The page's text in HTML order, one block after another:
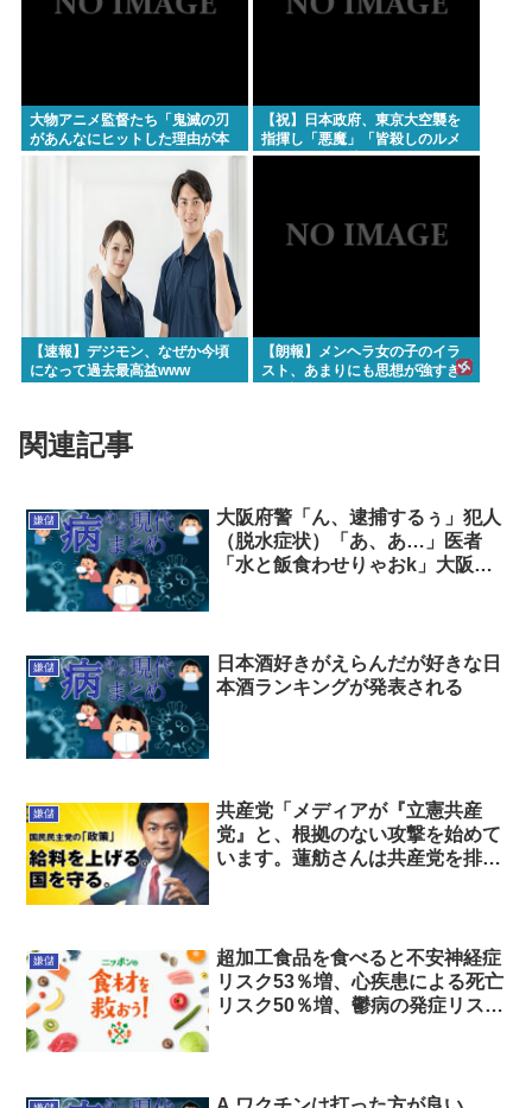
大物アニメ監督たち「鬼滅の刃
があんなにヒットした理由が本
当に分からない…」
【祝】日本政府、東京大空襲を
指揮し「悪魔」「皆殺しのルメ
イ」の渾名を持つカーチス・ル
【速報】デジモン、なぜか今頃
になって過去最高益www
【朗報】メンヘラ女の子のイラ
スト、あまりにも思想が強すぎ
関連記事
嫌儲
大阪府警「ん、逮捕するぅ」犯人
（脱水症状）「あ、あ…」医者
「水と飯食わせりゃおk」大阪府
嫌儲
日本酒好きがえらんだが好きな日
本酒ランキングが発表される
嫌儲
共産党「メディアが『立憲共産
党』と、根拠のない攻撃を始めて
います。蓮舫さんは共産党を排除
嫌儲
超加工食品を食べると不安神経症
リスク53％増、心疾患による死亡
リスク50％増、鬱病の発症リスク